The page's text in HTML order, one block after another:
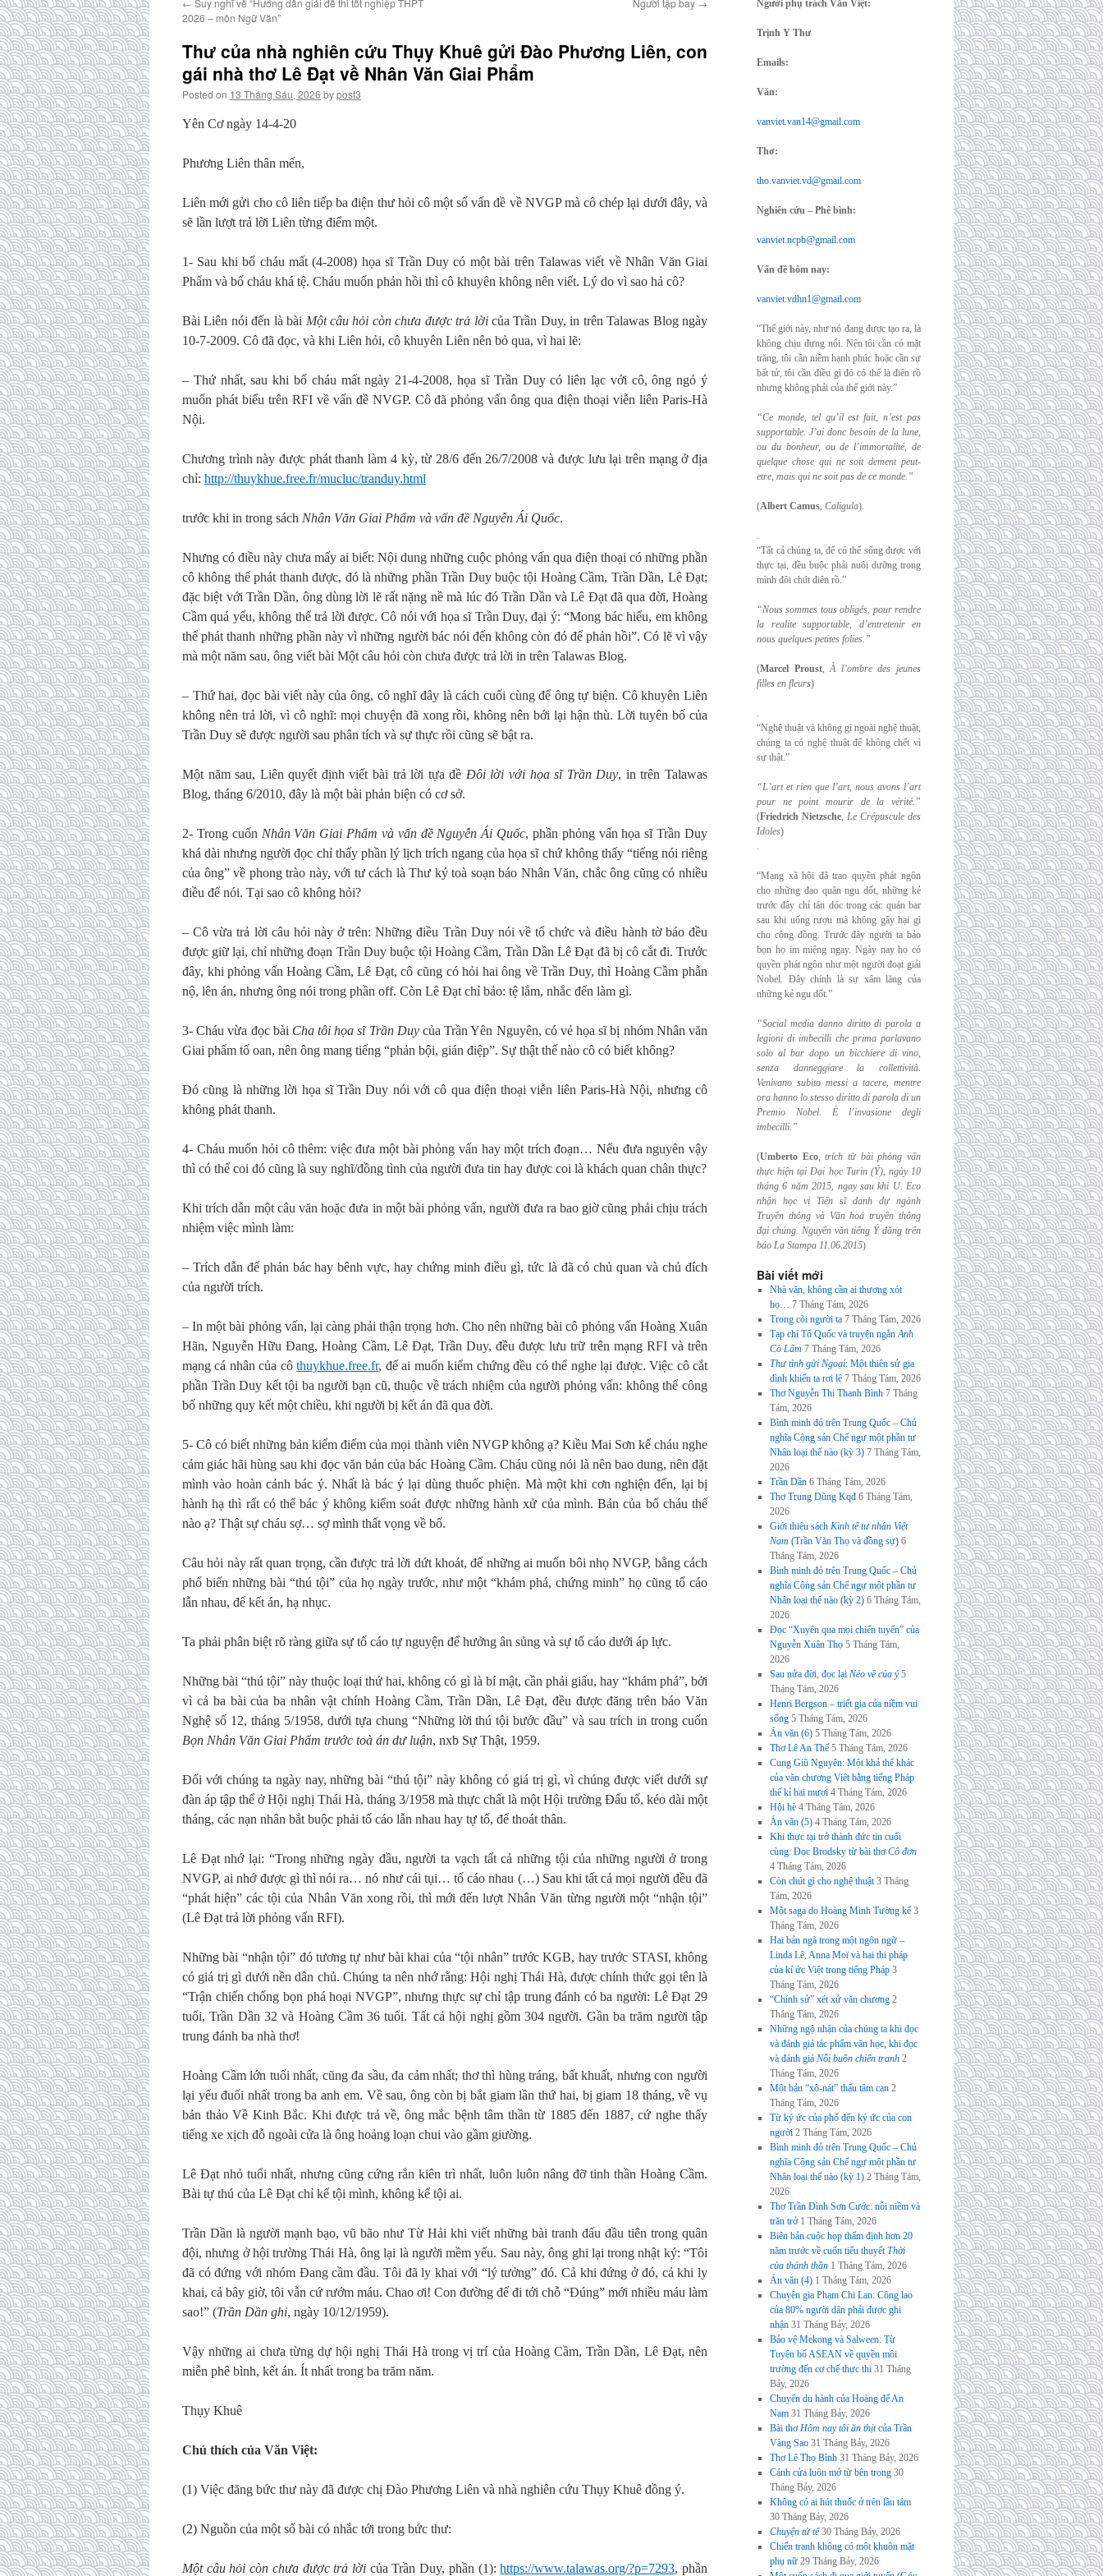
← Suy nghĩ về “Hướng dẫn giải đề thi tốt nghiệp THPT
2026 – môn Ngữ Văn”
Người tập bay →
Thư của nhà nghiên cứu Thụy Khuê gửi Đào Phương Liên, con
gái nhà thơ Lê Đạt về Nhân Văn Giai Phẩm
Posted on 13 Tháng Sáu, 2026 bypost3
Yên Cơ ngày 14-4-20
Phương Liên thân mến,
Liên mới gửi cho cô liên tiếp ba điện thư hỏi cô một số vấn đề về NVGP mà cô chép lại dưới đây, và
sẽ lần lượt trả lời Liên từng điểm một.
1- Sau khi bố cháu mất (4-2008) họa sĩ Trần Duy có một bài trên Talawas viết về Nhân Văn Giai
Phẩm và bố cháu khá tệ. Cháu muốn phản hồi thì cô khuyên không nên viết. Lý do vì sao hả cô?
Bài Liên nói đến là bài Một câu hỏi còn chưa được trả lờicủa Trần Duy, in trên Talawas Blog ngày
10-7-2009. Cô đã đọc, và khi Liên hỏi, cô khuyên Liên nên bỏ qua, vì hai lẽ:
– Thứ nhất, sau khi bố cháu mất ngày 21-4-2008, họa sĩ Trần Duy có liên lạc với cô, ông ngỏ ý
muốn phát biểu trên RFI về vấn đề NVGP. Cô đã phỏng vấn ông qua điện thoại viễn liên Paris-Hà
Nội.
Chương trình này được phát thanh làm 4 kỳ, từ 28/6 đến 26/7/2008 và được lưu lại trên mạng ở địa
chỉ: http://thuykhue.free.fr/mucluc/tranduy.html
trước khi in trong sách Nhân Văn Giai Phẩm và vấn đề Nguyễn Ái Quốc.
Nhưng có điều này chưa mấy ai biết: Nội dung những cuộc phỏng vấn qua điện thoại có những phần
cô không thể phát thanh được, đó là những phần Trần Duy buộc tội Hoàng Cầm, Trần Dần, Lê Đạt;
đặc biệt với Trần Dần, ông dùng lời lẽ rất nặng nề mà lúc đó Trần Dần và Lê Đạt đã qua đời, Hoàng
Cầm quá yếu, không thể trả lời được. Cô nói với họa sĩ Trần Duy, đại ý: “Mong bác hiểu, em không
thể phát thanh những phần này vì những người bác nói đến không còn đó để phản hồi”. Có lẽ vì vậy
mà một năm sau, ông viết bài Một câu hỏi còn chưa được trả lời in trên Talawas Blog.
– Thứ hai, đọc bài viết này của ông, cô nghĩ đây là cách cuối cùng để ông tự biện. Cô khuyên Liên
không nên trả lời, vì cô nghĩ: mọi chuyện đã xong rồi, không nên bới lại hận thù. Lời tuyên bố của
Trần Duy sẽ được người sau phân tích và sự thực rồi cũng sẽ bật ra.
Một năm sau, Liên quyết định viết bài trả lời tựa đề Đôi lời với họa sĩ Trần Duy, in trên Talawas
Blog, tháng 6/2010, đây là một bài phản biện có cơ sở.
2- Trong cuốn Nhân Văn Giai Phẩm và vấn đề Nguyễn Ái Quốc, phần phỏng vấn họa sĩ Trần Duy
khá dài nhưng người đọc chỉ thấy phần lý lịch trích ngang của họa sĩ chứ không thấy “tiếng nói riêng
của ông” về phong trào này, với tư cách là Thư ký toà soạn báo Nhân Văn, chắc ông cũng có nhiều
điều để nói. Tại sao cô không hỏi?
– Cô vừa trả lời câu hỏi này ở trên: Những điều Trần Duy nói về tổ chức và điều hành tờ báo đều
được giữ lại, chỉ những đoạn Trần Duy buộc tội Hoàng Cầm, Trần Dần Lê Đạt đã bị cô cắt đi. Trước
đây, khi phỏng vấn Hoàng Cầm, Lê Đạt, cô cũng có hỏi hai ông về Trần Duy, thì Hoàng Cầm phẫn
nộ, lên án, nhưng ông nói trong phần off. Còn Lê Đạt chỉ bảo: tệ lắm, nhắc đến làm gì.
3- Cháu vừa đọc bài Cha tôi họa sĩ Trần Duycủa Trần Yên Nguyên, có vẻ họa sĩ bị nhóm Nhân văn
Giai phẩm tố oan, nên ông mang tiếng “phản bội, gián điệp”. Sự thật thế nào cô có biết không?
Đó cũng là những lời họa sĩ Trần Duy nói với cô qua điện thoại viễn liên Paris-Hà Nội, nhưng cô
không phát thanh.
4- Cháu muốn hỏi cô thêm: việc đưa một bài phỏng vấn hay một trích đoạn… Nếu đưa nguyên vậy
thì có thể coi đó cũng là suy nghĩ/đồng tình của người đưa tin hay được coi là khách quan chân thực?
Khi trích dẫn một câu văn hoặc đưa in một bài phỏng vấn, người đưa ra bao giờ cũng phải chịu trách
nhiệm việc mình làm:
– Trích dẫn để phản bác hay bênh vực, hay chứng minh điều gì, tức là đã có chủ quan và chủ đích
của người trích.
– In một bài phỏng vấn, lại càng phải thận trọng hơn. Cho nên những bài cô phỏng vấn Hoàng Xuân
Hãn, Nguyễn Hữu Đang, Hoàng Cầm, Lê Đạt, Trần Duy, đều được lưu trữ trên mạng RFI và trên
mạng cá nhân của côthuykhue.free.fr, để ai muốn kiểm chứng đều có thể nghe lại được. Việc cô cắt
phần Trần Duy kết tội ba người bạn cũ, thuộc về trách nhiệm của người phỏng vấn: không thể công
bố những quy kết một chiều, khi người bị kết án đã qua đời.
5- Cô có biết những bản kiểm điểm của mọi thành viên NVGP không ạ? Kiều Mai Sơn kể cháu nghe
cảm giác hãi hùng sau khi đọc văn bản của bác Hoàng Cầm. Cháu cũng nói là nên bao dung, nên đặt
mình vào hoàn cảnh bác ý. Nhất là bác ý lại dùng thuốc phiện. Mà một khi cơn nghiện đến, lại bị
hành hạ thì rất có thể bác ý không kiểm soát được những hành xử của mình. Bản của bố cháu thế
nào ạ? Thật sự cháu sợ… sợ mình thất vọng về bố.
Câu hỏi này rất quan trọng, cần được trả lời dứt khoát, để những ai muốn bôi nhọ NVGP, bằng cách
phổ biến những bài “thú tội” của họ ngày trước, như một “khám phá, chứng minh” họ cũng tố cáo
lẫn nhau, để kết án, hạ nhục.
Ta phải phân biệt rõ ràng giữa sự tố cáo tự nguyện để hưởng ân sủng và sự tố cáo dưới áp lực.
Những bài “thú tội” này thuộc loại thứ hai, không có gì là bí mật, cần phải giấu, hay “khám phá”, bởi
vì cả ba bài của ba nhân vật chính Hoàng Cầm, Trần Dần, Lê Đạt, đều được đăng trên báo Văn
Nghệ số 12, tháng 5/1958, dưới tựa chung “Những lời thú tội bước đầu” và sau trích in trong cuốn
Bọn Nhân Văn Giai Phẩm trước toà án dư luận, nxb Sự Thật, 1959.
Đối với chúng ta ngày nay, những bài “thú tội” này không có giá trị gì, vì chúng được viết dưới sự
đàn áp tập thể ở Hội nghị Thái Hà, tháng 3/1958 mà thực chất là một Hội trường Đấu tố, kéo dài một
tháng, các nạn nhân bắt buộc phải tố cáo lẫn nhau hay tự tố, để thoát thân.
Lê Đạt nhớ lại: “Trong những ngày đầu, người ta vạch tất cả những tội của những người ở trong
NVGP, ai nhớ được gì thì nói ra… nó như cái tụi… tố cáo nhau (…) Sau khi tất cả mọi người đều đã
“phát hiện” các tội của Nhân Văn xong rồi, thì mới đến lượt Nhân Văn từng người một “nhận tội”
(Lê Đạt trả lời phỏng vấn RFI).
Những bài “nhận tội” đó tương tự như bài khai của “tội nhân” trước KGB, hay trước STASI, không
có giá trị gì dưới nền dân chủ. Chúng ta nên nhớ rằng: Hội nghị Thái Hà, được chính thức gọi tên là
“Trận chiến chống bọn phá hoại NVGP”, nhưng thực sự chỉ tập trung đánh có ba người: Lê Đạt 29
tuổi, Trần Dần 32 và Hoàng Cầm 36 tuổi. Tất cả hội nghị gồm 304 người. Gần ba trăm người tập
trung đánh ba nhà thơ!
Hoàng Cầm lớn tuổi nhất, cũng đa sầu, đa cảm nhất; thơ thì hùng tráng, bất khuất, nhưng con người
lại yếu đuối nhất trong ba anh em. Về sau, ông còn bị bắt giam lần thứ hai, bị giam 18 tháng, về vụ
bản thảo Về Kinh Bắc. Khi được trả về, ông mắc bệnh tâm thần từ 1885 đến 1887, cứ nghe thấy
tiếng xe xịch đỗ ngoài cửa là ông hoảng loạn chui vào gầm giường.
Lê Đạt nhỏ tuổi nhất, nhưng cũng cứng rắn kiên trì nhất, luôn luôn nâng đỡ tinh thần Hoàng Cầm.
Bài tự thú của Lê Đạt chỉ kể tội mình, không kể tội ai.
Trần Dần là người mạnh bạo, vũ bão như Từ Hải khi viết những bài tranh đấu đầu tiên trong quân
đội, nhưng ở hội trường Thái Hà, ông lại là người mềm yếu. Sau này, ông ghi lại trong nhật ký: “Tôi
đã có đứng với nhóm Đang cầm đầu. Tôi đã ly khai với “lý tưởng” đó. Cả khi đứng ở đó, cả khi ly
khai, cả bây giờ, tôi vẫn cứ rướm máu. Chao ơi! Con đường để đi tới chỗ “Đúng” mới nhiều máu làm
sao!” (Trần Dần ghi, ngày 10/12/1959).
Vậy những ai chưa từng dự hội nghị Thái Hà trong vị trí của Hoàng Cầm, Trần Dần, Lê Đạt, nên
miễn phê bình, kết án. Ít nhất trong ba trăm năm.
Thụy Khuê
Chú thích của Văn Việt:
(1) Việc đăng bức thư này đã được chị Đào Phương Liên và nhà nghiên cứu Thụy Khuê đồng ý.
(2) Nguồn của một số bài có nhắc tới trong bức thư:
Một câu hỏi còn chưa được trả lời của Trần Duy, phần (1):https://www.talawas.org/?p=7293, phần
Người phụ trách Văn Việt:
Trịnh Y Thư
Emails:
Văn:
vanviet.van14@gmail.com
Thơ:
tho.vanviet.vd@gmail.com
Nghiên cứu – Phê bình:
vanviet.ncpb@gmail.com
Vấn đề hôm nay:
vanviet.vdhn1@gmail.com
“Thế giới này, như nó đang được tạo ra, là
không chịu đựng nổi. Nên tôi cần có mặt
trăng, tôi cần niềm hạnh phúc hoặc cần sự
bất tử, tôi cần điều gì đó có thể là điên rồ
nhưng không phải của thế giới này.”
“Ce monde, tel qu’il est fait, n’est pas
supportable. J’ai donc besoin de la lune,
ou du bonheur, ou de l’immortalité, de
quelque chose qui ne soit dement peut-
etre, mais qui ne soit pas de ce monde.”
(Albert Camus, Caligula).
.
“Tất cả chúng ta, để có thể sống được với
thực tại, đều buộc phải nuôi dưỡng trong
mình đôi chút điên rồ.”
“Nous sommes tous obligés, pour rendre
la realite supportable, d’entretenir en
nous quelques petites folies.”
(Marcel Proust,À l’ombre des jeunes
filles en fleurs)
.
“Nghệ thuật và không gì ngoài nghệ thuật,
chúng ta có nghệ thuật để không chết vì
sự thật.”
“L’art et rien que l’art, nous avons l’art
pour ne point mourir de la vérité.”
(Friedrich Nietzsche, Le Crépuscule des
Idoles)
.
“Mạng xã hội đã trao quyền phát ngôn
cho những đạo quân ngu dốt, những kẻ
trước đây chỉ tán dóc trong các quán bar
sau khi uống rượu mà không gây hại gì
cho cộng đồng. Trước đây người ta bảo
bọn họ im miệng ngay. Ngày nay họ có
quyền phát ngôn như một người đoạt giải
Nobel. Đây chính là sự xâm lăng của
những kẻ ngu dốt.”
“Social media danno diritto di parola a
legioni di imbecilli che prima parlavano
solo albar dopo un bicchiere di vino,
senza danneggiare la collettività.
Venivano subito messi a tacere, mentre
ora hanno lo stesso diritto di parola di un
Premio Nobel. È l’invasione degli
imbecilli.”
(Umberto Eco,trích từ bài phỏng vấn
thực hiện tại Đại học Turin (Ý), ngày 10
tháng 6 năm 2015, ngay sau khi U. Eco
nhận học vị Tiến sĩ danh dự ngành
Truyền thông và Văn hoá truyền thông
đại chúng. Nguyên văn tiếng Ý đăng trên
báo La Stampa 11.06.2015)
Bài viết mới
Nhà văn, không cần ai thương xót
họ… 7 Tháng Tám, 2026
Trong cõi người ta 7 Tháng Tám, 2026
Tạp chí Tổ Quốc và truyện ngắnAnh
Cò Lấm 7 Tháng Tám, 2026
Thư tình gửi Ngoại: Một thiên sử gia
đình khiến ta rơi lệ 7 Tháng Tám, 2026
Thơ Nguyễn Thị Thanh Bình 7 Tháng
Tám, 2026
Bình minh đỏ trên Trung Quốc – Chủ
nghĩa Cộng sản Chế ngự một phần tư
Nhân loại thế nào (kỳ 3) 7 Tháng Tám,
2026
Trần Dần 6 Tháng Tám, 2026
Thơ Trung Dũng Kqđ 6 Tháng Tám,
2026
Giới thiệu sách Kinh tế tư nhân Việt
Nam (Trần Văn Thọ và đồng sự) 6
Tháng Tám, 2026
Bình minh đỏ trên Trung Quốc – Chủ
nghĩa Cộng sản Chế ngự một phần tư
Nhân loại thế nào (kỳ 2) 6 Tháng Tám,
2026
Đọc “Xuyên qua mọi chiến tuyến” của
Nguyễn Xuân Thọ 5 Tháng Tám,
2026
Sau nửa đời, đọc lại Nẻo về của ý 5
Tháng Tám, 2026
Henri Bergson – triết gia của niềm vui
sống 5 Tháng Tám, 2026
Án văn (6) 5 Tháng Tám, 2026
Thơ Lê An Thế 5 Tháng Tám, 2026
Cung Giũ Nguyên: Một khả thể khác
của văn chương Việt bằng tiếng Pháp
thế kỉ hai mươi 4 Tháng Tám, 2026
Hội hè 4 Tháng Tám, 2026
Án văn (5) 4 Tháng Tám, 2026
Khi thực tại trở thành đức tin cuối
cùng: Đọc Brodsky từ bài thơCô đơn
4 Tháng Tám, 2026
Còn chút gì cho nghệ thuật 3 Tháng
Tám, 2026
Một saga do Hoàng Minh Tường kể 3
Tháng Tám, 2026
Hai bản ngã trong một ngôn ngữ –
Linda Lê, Anna Moï và hai thi pháp
của kí ức Việt trong tiếng Pháp 3
Tháng Tám, 2026
“Chính sử” xét xử văn chương 2
Tháng Tám, 2026
Những ngộ nhận của chúng ta khi đọc
và đánh giá tác phẩm văn học, khi đọc
và đánh giá Nỗi buồn chiến tranh 2
Tháng Tám, 2026
Một bản “xô-nát” thấu tâm can 2
Tháng Tám, 2026
Từ ký ức của phố đến ký ức của con
người 2 Tháng Tám, 2026
Bình minh đỏ trên Trung Quốc – Chủ
nghĩa Cộng sản Chế ngự một phần tư
Nhân loại thế nào (kỳ 1) 2 Tháng Tám,
2026
Thơ Trần Đình Sơn Cước: nỗi niềm và
trăn trở 1 Tháng Tám, 2026
Biên bản cuộc họp thẩm định hơn 20
năm trước về cuốn tiểu thuyếtThời
của thánh thần 1 Tháng Tám, 2026
Án văn (4) 1 Tháng Tám, 2026
Chuyên gia Phạm Chi Lan: Công lao
của 80% người dân phải được ghi
nhận 31 Tháng Bảy, 2026
Bảo vệ Mekong và Salween: Từ
Tuyên bố ASEAN về quyền môi
trường đến cơ chế thực thi 31 Tháng
Bảy, 2026
Chuyến du hành của Hoàng đế An
Nam 31 Tháng Bảy, 2026
Bài thơHôm nay tôi ăn thịtcủa Trần
Vàng Sao 31 Tháng Bảy, 2026
Thơ Lê Thọ Bình 31 Tháng Bảy, 2026
Cánh cửa luôn mở từ bên trong 30
Tháng Bảy, 2026
Không có ai hút thuốc ở trên lầu tám
30 Tháng Bảy, 2026
Chuyện tử tế 30 Tháng Bảy, 2026
Chiến tranh không có một khuôn mặt
phụ nữ 29 Tháng Bảy, 2026